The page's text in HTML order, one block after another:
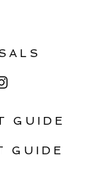
GUIDE
GUIDE